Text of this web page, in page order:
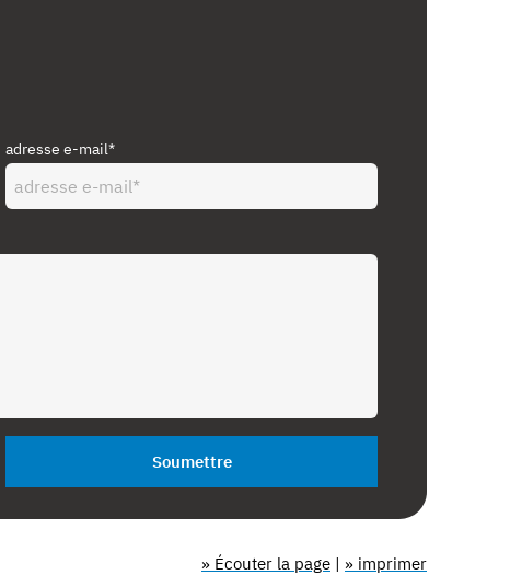
adresse e-mail*
Soumettre
» Écouter la page | » imprimer